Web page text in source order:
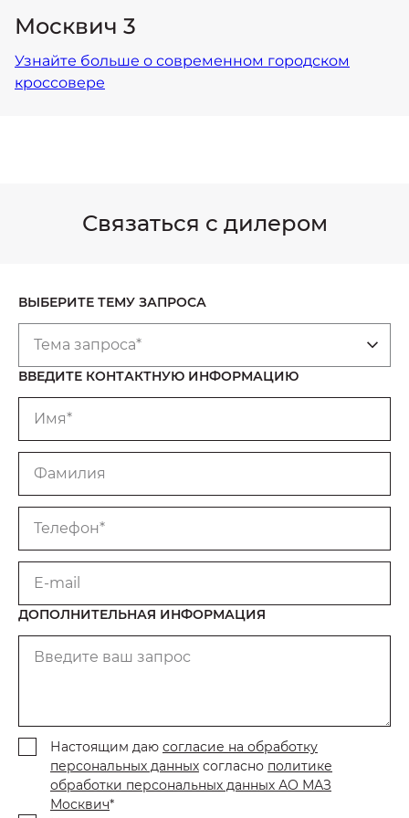
Москвич 3
Узнайте больше о современном городском
кроссовере
Связаться с дилером
ВЫБЕРИТЕ ТЕМУ ЗАПРОСА
Тема запроса*
ВВЕДИТЕ КОНТАКТНУЮ ИНФОРМАЦИЮ
Имя*
Фамилия
Телефон*
E-mail
ДОПОЛНИТЕЛЬНАЯ ИНФОРМАЦИЯ
Введите ваш запрос
Настоящим даю согласие на обработку
персональных данных согласно политике
обработки персональных данных АО МАЗ
Москвич*